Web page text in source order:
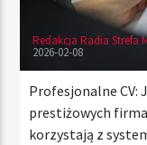
Redakcja Radia Strefa
2026-02-08
Profesjonalne CV:
prestiżowych
korzystają z